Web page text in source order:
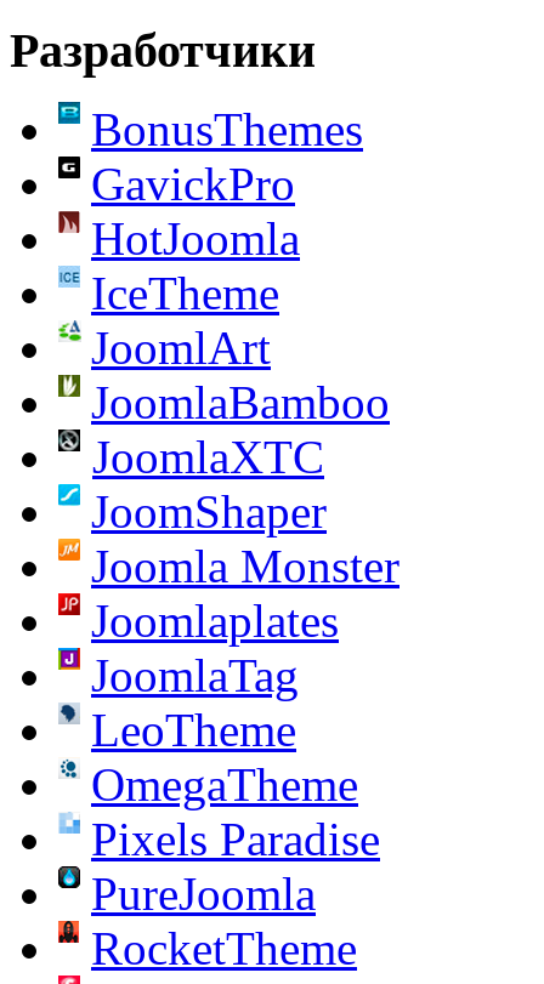
Разработчики
BonusThemes
GavickPro
HotJoomla
IceTheme
JoomlArt
JoomlaBamboo
JoomlaXTC
JoomShaper
Joomla Monster
Joomlaplates
JoomlaTag
LeoTheme
OmegaTheme
Pixels Paradise
PureJoomla
RocketTheme